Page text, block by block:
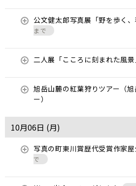
公文健太郎写真展「野を歩く、
まで
二人展「こころに刻まれた風
旭岳山麓の紅葉狩りツアー（
ー）
10月06日 (月)
写真の町東川賞歴代受賞作家
で